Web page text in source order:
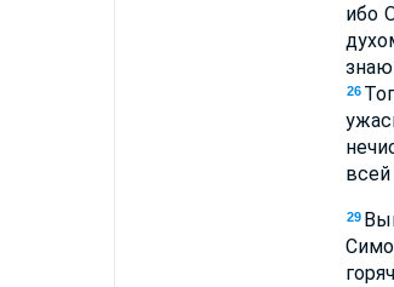
ибо
26
всей
29